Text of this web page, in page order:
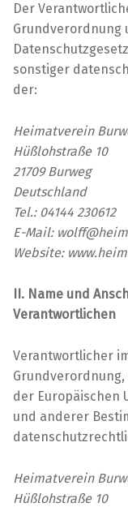
Der
Grundverordnung
sonstiger
der:
Heimatverein
Hüßlohstraße 10
21709 Burweg
Deutschland
Tel.: 04144 230612
E-Mail:
Website:
II. Name und
Verantwortlichen
Verantwortlicher
der Europäischen
und anderer
Heimatverein
Hüßlohstraße 10